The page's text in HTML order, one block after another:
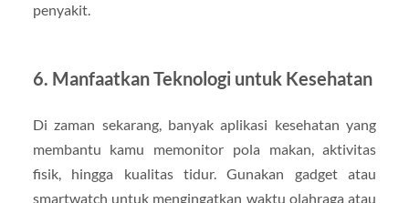
penyakit.
6. Manfaatkan Teknologi untuk Kesehatan
Di zaman sekarang, banyak aplikasi kesehatan yang
membantu kamu memonitor pola makan, aktivitas
fisik, hingga kualitas tidur. Gunakan gadget atau
smartwatch untuk mengingatkan waktu olahraga atau